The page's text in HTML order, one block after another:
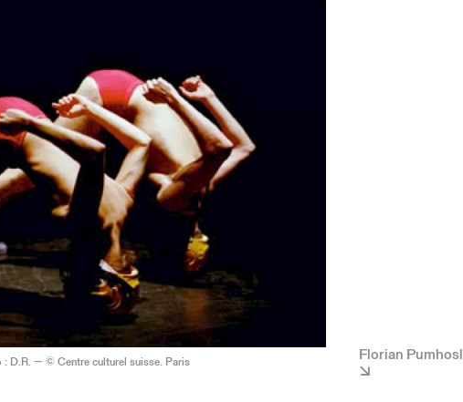
D.R. — © Centre culturel suisse. Paris Florian Pumhosl